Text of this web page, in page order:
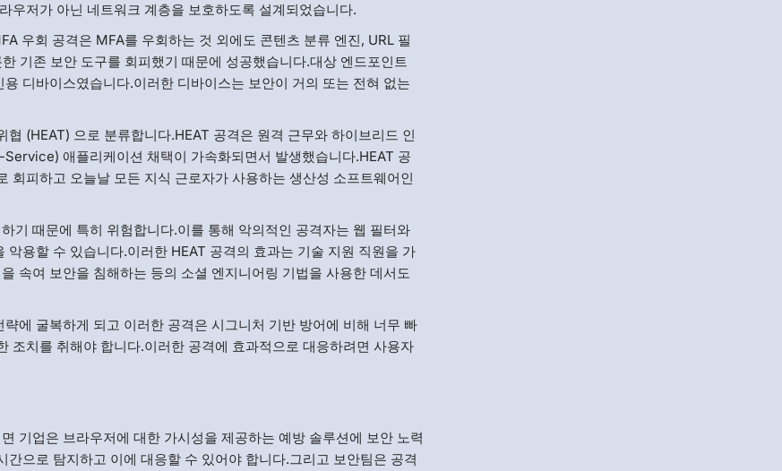
우저가 아닌 네트워크 계층을 보호하도록 설계되었습니다.
우회 공격은 MFA를 우회하는 것 외에도 콘텐츠 분류 엔진, URL 필
기존 보안 도구를 회피했기 때문에 성공했습니다.대상 엔드포인트
디바이스였습니다.이러한 디바이스는 보안이 거의 또는 전혀 없는
(HEAT) 으로 분류합니다.HEAT 공격은 원격 근무와 하이브리드 인
애플리케이션 채택이 가속화되면서 발생했습니다.HEAT 공
회피하고 오늘날 모든 지식 근로자가 사용하는 생산성 소프트웨어인
기 때문에 특히 위험합니다.이를 통해 악의적인 공격자는 웹 필터와
용할 수 있습니다.이러한 HEAT 공격의 효과는 기술 지원 직원을 가
속여 보안을 침해하는 등의 소셜 엔지니어링 기법을 사용한 데서도
에 굴복하게 되고 이러한 공격은 시그니처 기반 방어에 비해 너무 빠
조치를 취해야 합니다.이러한 공격에 효과적으로 대응하려면 사용자
기업은 브라우저에 대한 가시성을 제공하는 예방 솔루션에 보안 노력
으로 탐지하고 이에 대응할 수 있어야 합니다.그리고 보안팀은 공격